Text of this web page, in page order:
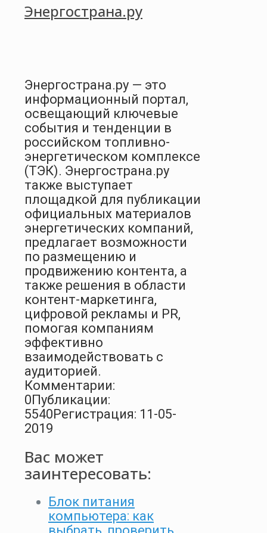
Энергострана.ру
Энергострана.ру — это
информационный портал,
освещающий ключевые
события и тенденции в
российском топливно-
энергетическом комплексе
(ТЭК). Энергострана.ру
также выступает
площадкой для публикации
официальных материалов
энергетических компаний,
предлагает возможности
по размещению и
продвижению контента, а
также решения в области
контент-маркетинга,
цифровой рекламы и PR,
помогая компаниям
эффективно
взаимодействовать с
аудиторией.
Комментарии:
0Публикации:
5540Регистрация: 11-05-
2019
Вас может
заинтересовать:
Блок питания
компьютера: как